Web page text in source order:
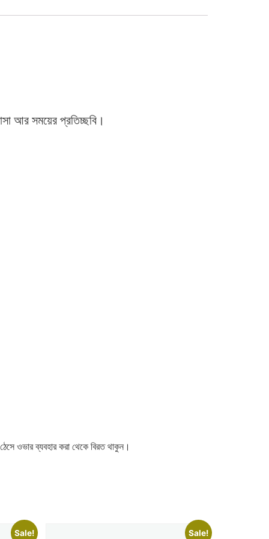
আর সময়ের প্রতিচ্ছবি।
ওভার ব্যবহার করা থেকে বিরত থাকুন।
Sale! Sale!